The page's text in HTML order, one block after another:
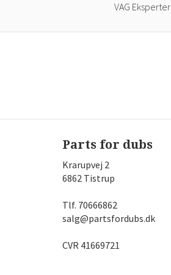
VAG Eksperter
Parts for dubs
Krarupvej 2
6862 Tistrup
Tlf. 70666862
salg@partsfordubs.dk
CVR 41669721